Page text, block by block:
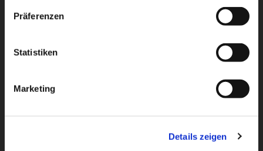
Präferenzen
Statistiken
Marketing
Details zeigen